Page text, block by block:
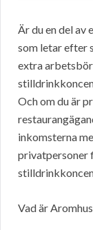
Är du en del av
som letar efter
extra
Och om du är
inkomsterna
privatpersoner
Vad är